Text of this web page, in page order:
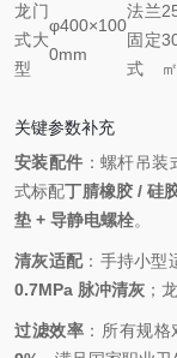
龙门
式大
型
φ400×100
0mm
法兰
固定
式
㎡
关键参数补充
安装配件 ：螺杆吊装
式标配丁腈橡胶 / 硅
垫 + 导静电螺栓。
清灰适配：手持小型
0.7MPa 脉冲清灰 ；
过滤效率 ：所有规格